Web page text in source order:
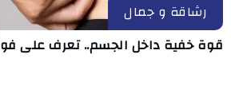
رشاقة و جمال
قوة خفية داخل الجسم.. تعرف على